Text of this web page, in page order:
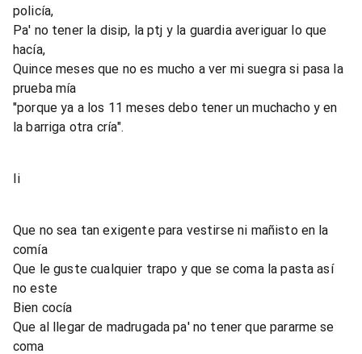
policía,
Pa' no tener la disip, la ptj y la guardia averiguar lo que
hacía,
Quince meses que no es mucho a ver mi suegra si pasa la
prueba mía
"porque ya a los 11 meses debo tener un muchacho y en
la barriga otra cría".
Ii
Que no sea tan exigente para vestirse ni mañisto en la
comía
Que le guste cualquier trapo y que se coma la pasta así
no este
Bien cocía
Que al llegar de madrugada pa' no tener que pararme se
coma